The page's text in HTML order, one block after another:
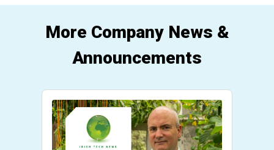
More Company News &
Announcements